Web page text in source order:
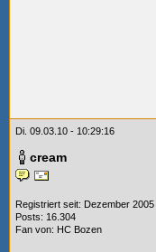
Di. 09.03.10 - 10:29:16
cream
Registriert seit: Dezember 2005
Posts: 16.304
Fan von: HC Bozen